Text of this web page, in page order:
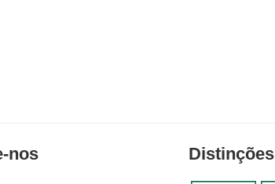
nos Distinções